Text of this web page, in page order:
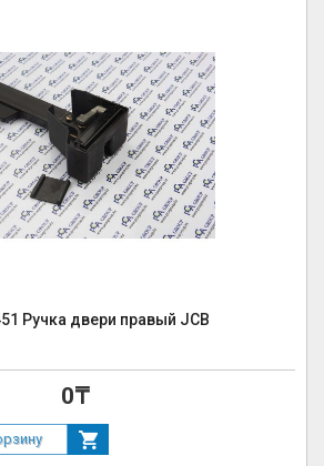
Ручка двери правый JCB
0₸